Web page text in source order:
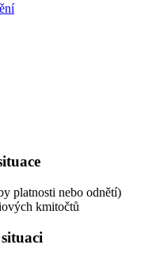
platnosti nebo odnětí)
kmitočtů